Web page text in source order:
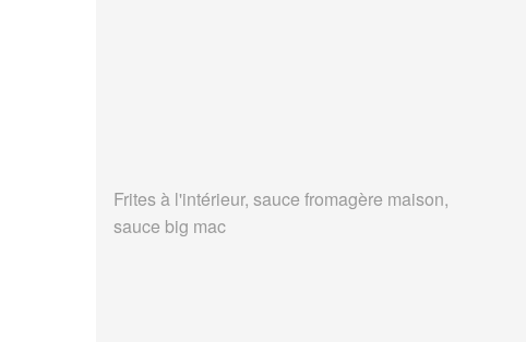
Frites à l'intérieur, sauce fromagère maison,
sauce big mac